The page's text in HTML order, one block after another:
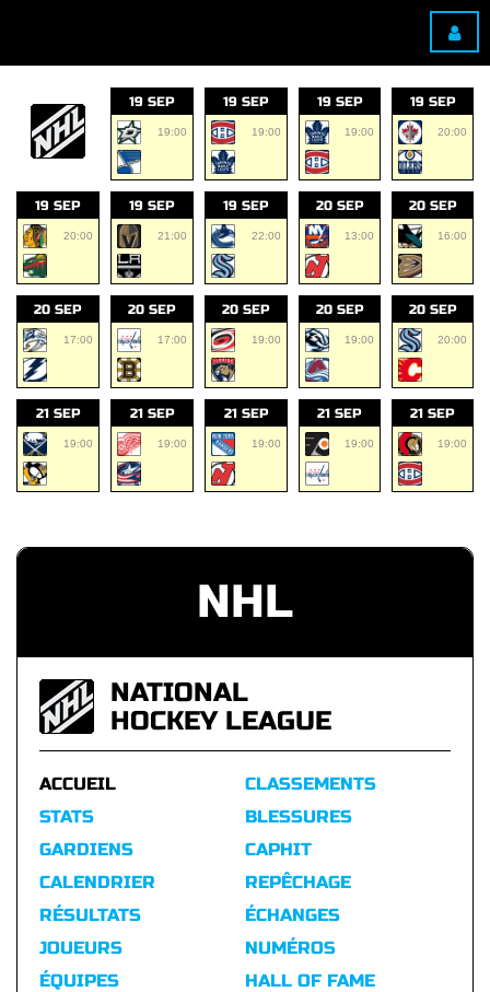
19 SEP
19:00
19 SEP
19:00
19 SEP
19:00
19 SEP
20:00
19 SEP
20:00
19 SEP
21:00
19 SEP
22:00
20 SEP
13:00
20 SEP
16:00
20 SEP
17:00
20 SEP
17:00
20 SEP
19:00
20 SEP
19:00
20 SEP
20:00
21 SEP
19:00
21 SEP
19:00
21 SEP
19:00
21 SEP
19:00
21 SEP
19:00
NHL
NATIONAL
HOCKEY LEAGUE
ACCUEIL
STATS
GARDIENS
CALENDRIER
RÉSULTATS
CLASSEMENTS
BLESSURES
CAPHIT
REPÊCHAGE
ÉCHANGES
JOUEURS
ÉQUIPES
NUMÉROS
HALL OF FAME